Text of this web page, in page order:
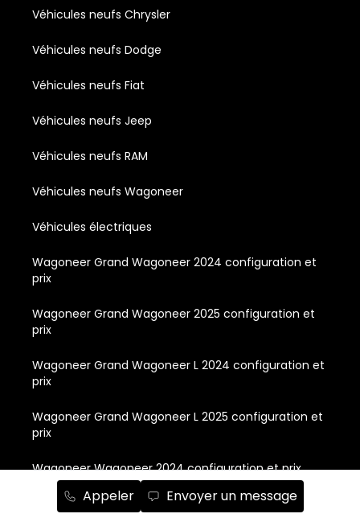
Appeler Envoyer un message
Véhicules neufs Chrysler
Véhicules neufs Dodge
Véhicules neufs Fiat
Véhicules neufs Jeep
Véhicules neufs RAM
Véhicules neufs Wagoneer
Véhicules électriques
Wagoneer Grand Wagoneer 2024 configuration et
prix
Wagoneer Grand Wagoneer 2025 configuration et
prix
Wagoneer Grand Wagoneer L 2024 configuration et
prix
Wagoneer Grand Wagoneer L 2025 configuration et
prix
Wagoneer Wagoneer 2024 configuration et prix
Wagoneer Wagoneer 2025 configuration et prix